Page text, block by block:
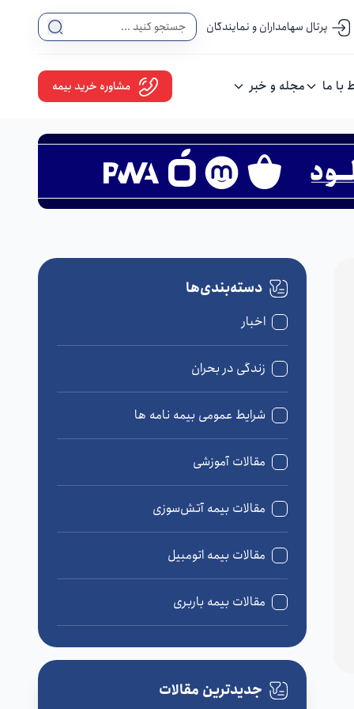
پرتال سهامداران و نمایندگان
با ما مجله و خبر مشاوره خرید بیمه
دسته‌بندی‌ها
اخبار
زندگی در بحران
شرایط عمومی بیمه نامه ها
مقالات آموزشی
مقالات بیمه آتش‌سوزی
مقالات بیمه اتومبیل
مقالات بیمه باربری
مقالات بیمه درمان
مقالات بیمه زندگی
جدیدترین مقالات